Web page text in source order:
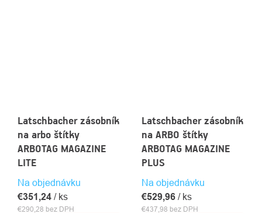
Latschbacher zásobník
na arbo štítky
ARBOTAG MAGAZINE
LITE
Na objednávku
€290,28 bez DPH
€351,24 / ks
Latschbacher zásobník
na ARBO štítky
ARBOTAG MAGAZINE
PLUS
Na objednávku
€437,98 bez DPH
€529,96 / ks